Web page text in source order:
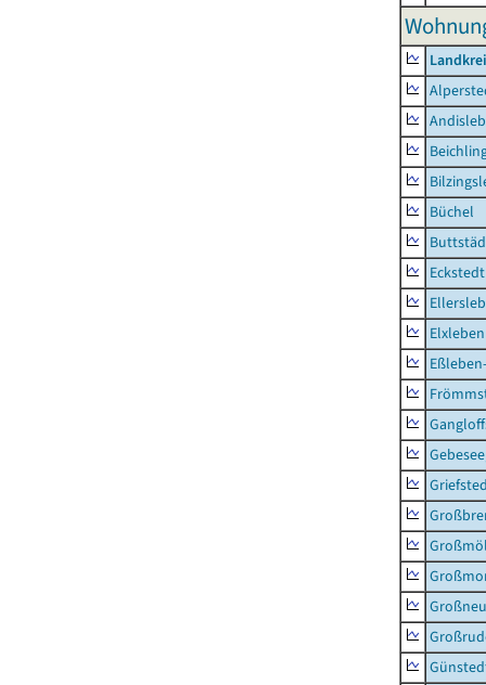
Büchel
Eckstedt
Elxleben